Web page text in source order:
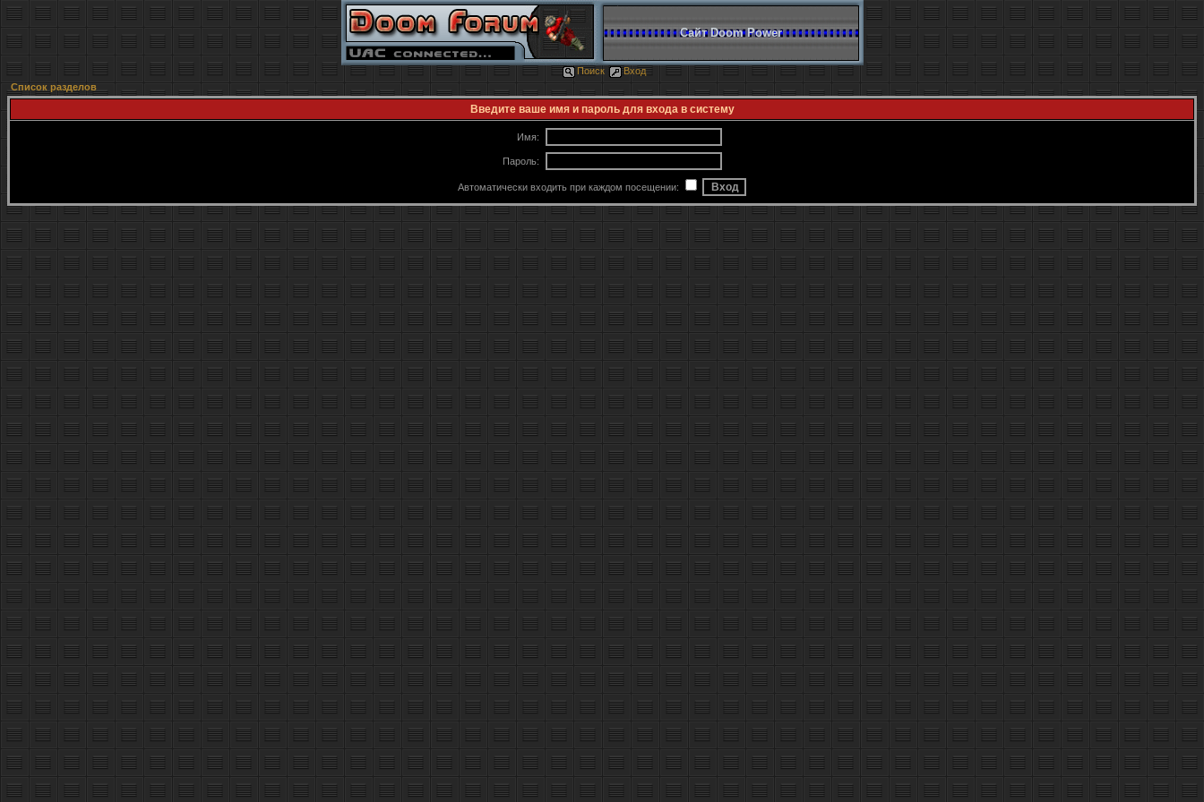
Сайт Doom Power
Поиск
Вход
Список разделов
Введите ваше имя и пароль для входа в систему
Имя:
Пароль:
Автоматически входить при каждом посещении: